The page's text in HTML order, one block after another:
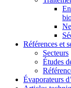
Références et
Secteurs
Études
Évaporateurs